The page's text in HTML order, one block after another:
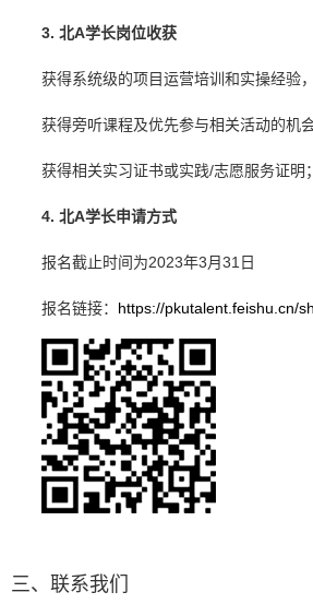
3. 北A学长岗位收获
获得系统级的项目运营培训和实操经验
获得旁听课程及优先参与相关活动的机会
获得相关实习证书或实践/志愿服务证明；
4. 北A学长申请方式
报名截止时间为2023年3月31日
报名链接： https://pkutalent.feishu.cn/
三、联系我们